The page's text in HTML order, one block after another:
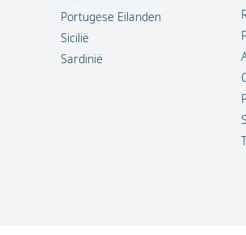
Portugese Eilanden
Sicilië
Sardinië